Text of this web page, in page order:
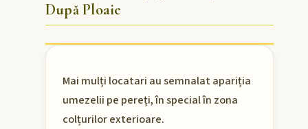
După Ploaie
Mai mulți locatari au semnalat apariția
umezelii pe pereți, în special în zona
colțurilor exterioare.